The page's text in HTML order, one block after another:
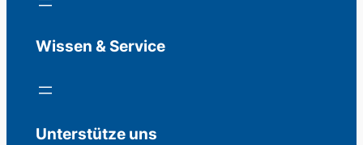
Wissen & Service
Unterstütze uns